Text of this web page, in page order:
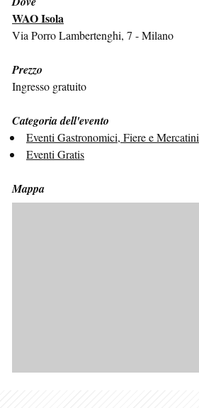
WAO Isola
Via Porro Lambertenghi, 7 - Milano
Prezzo
Ingresso gratuito
Categoria dell'evento
Eventi Gastronomici, Fiere e Mercatini
Eventi Gratis
Mappa